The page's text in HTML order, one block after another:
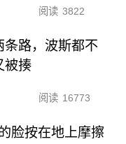
阅读 3822
条路，波斯都不
被揍
阅读 16773
脸按在地上摩擦